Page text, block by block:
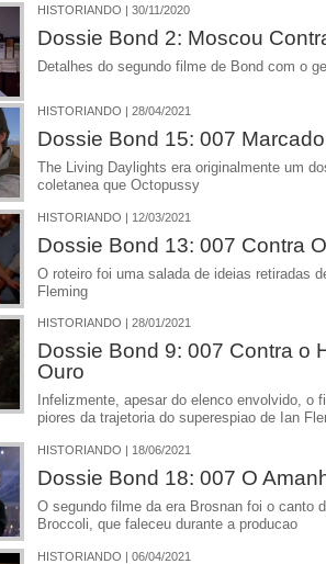
HISTORIANDO | 30/11/2020
Dossie Bond 2: Moscou
Detalhes do segundo filme de Bond com o
HISTORIANDO | 28/04/2021
Dossie Bond 15: 007
The Living Daylights era originalmente um
coletanea que Octopussy
HISTORIANDO | 12/03/2021
Dossie Bond 13: 007 Contra
O roteiro foi uma salada de ideias retiradas
Fleming
HISTORIANDO | 28/01/2021
Dossie Bond 9: 007 Contra o
Ouro
Infelizmente, apesar do elenco envolvido, o
piores da trajetoria do superespiao de Ian
HISTORIANDO | 18/06/2021
Dossie Bond 18: 007 O
O segundo filme da era Brosnan foi o canto
Broccoli, que faleceu durante a producao
HISTORIANDO | 06/04/2021